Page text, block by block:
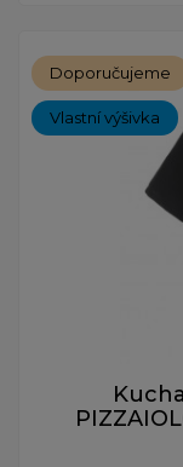
Doporučujeme
Vlastní výšivka